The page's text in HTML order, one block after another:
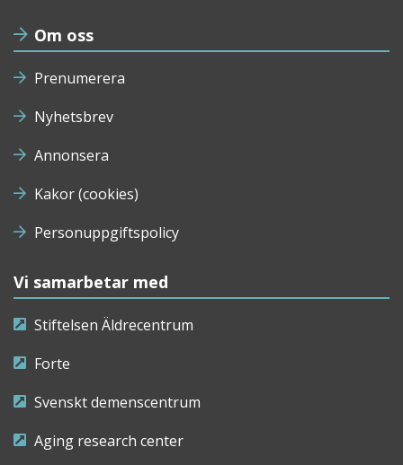
Om oss
Prenumerera
Nyhetsbrev
Annonsera
Kakor (cookies)
Personuppgiftspolicy
Vi samarbetar med
Stiftelsen Äldrecentrum
Forte
Svenskt demenscentrum
Aging research center